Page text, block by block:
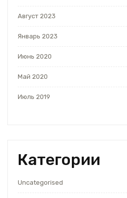
Август 2023
Январь 2023
Июнь 2020
Май 2020
Июль 2019
Категории
Uncategorised